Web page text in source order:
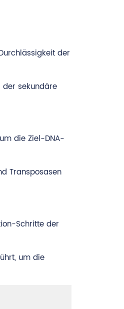
der
der sekundäre
die Ziel-DNA-
Transposasen
Schritte der
um die